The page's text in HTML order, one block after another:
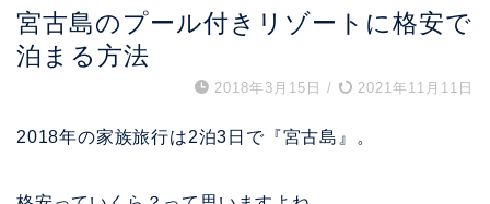
宮古島のプール付きリゾートに格安で
泊まる方法
2018年3月15日 / 2021年11月11日
2018年の家族旅行は2泊3日で『宮古島』。